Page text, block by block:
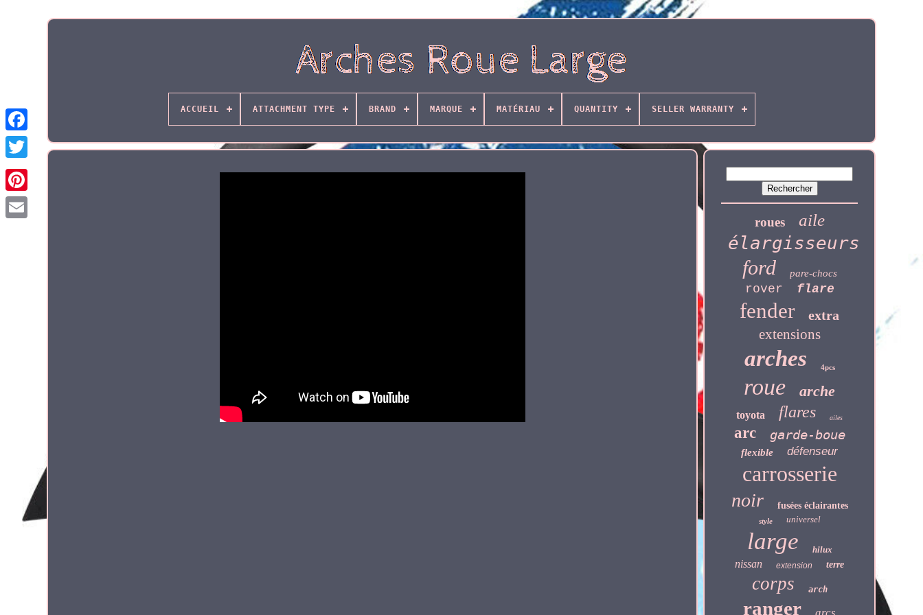
ACCUEIL ATTACHMENT TYPE BRAND MARQUE MATÉRIAU QUANTITY SELLER WARRANTY
roues aile
élargisseurs
ford pare-chocs
rover flare
fender extra
extensions
arches 4pcs
roue arche
toyota flares ailes
arc garde-boue
flexible défenseur
carrosserie
noir fusées éclairantes
style universel
large hilux
nissan extension terre
corps arch
ranger